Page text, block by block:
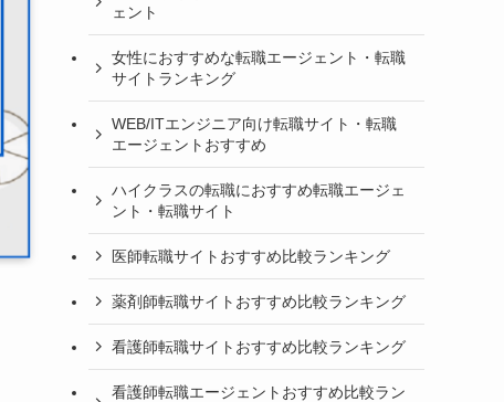
ェント
女性におすすめな転職エージェント・転職
サイトランキング
WEB/ITエンジニア向け転職サイト・転職
エージェントおすすめ
ハイクラスの転職におすすめ転職エージェ
ント・転職サイト
医師転職サイトおすすめ比較ランキング
薬剤師転職サイトおすすめ比較ランキング
看護師転職サイトおすすめ比較ランキング
看護師転職エージェントおすすめ比較ラン